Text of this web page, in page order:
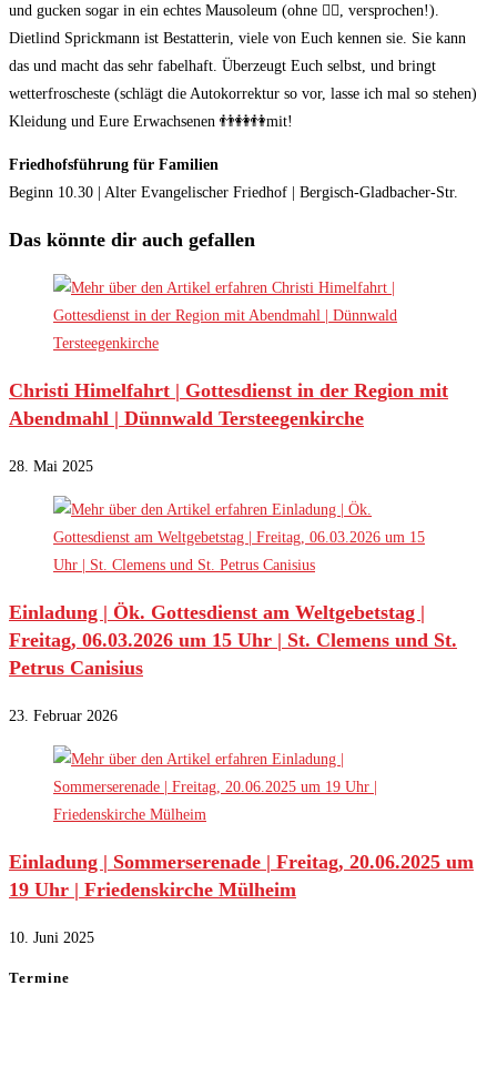
und gucken sogar in ein echtes Mausoleum (ohne 🧛‍♀️, versprochen!).
Dietlind Sprickmann ist Bestatterin, viele von Euch kennen sie. Sie kann
das und macht das sehr fabelhaft. Überzeugt Euch selbst, und bringt
wetterfroscheste (schlägt die Autokorrektur so vor, lasse ich mal so stehen)
Kleidung und Eure Erwachsenen 👬👭👫mit!
Friedhofsführung für Familien
Beginn 10.30 | Alter Evangelischer Friedhof | Bergisch-Gladbacher-Str.
Das könnte dir auch gefallen
Christi Himelfahrt | Gottesdienst in der Region mit
Abendmahl | Dünnwald Tersteegenkirche
28. Mai 2025
Einladung | Ök. Gottesdienst am Weltgebetstag |
Freitag, 06.03.2026 um 15 Uhr | St. Clemens und St.
Petrus Canisius
23. Februar 2026
Einladung | Sommerserenade | Freitag, 20.06.2025 um
19 Uhr | Friedenskirche Mülheim
10. Juni 2025
Termine